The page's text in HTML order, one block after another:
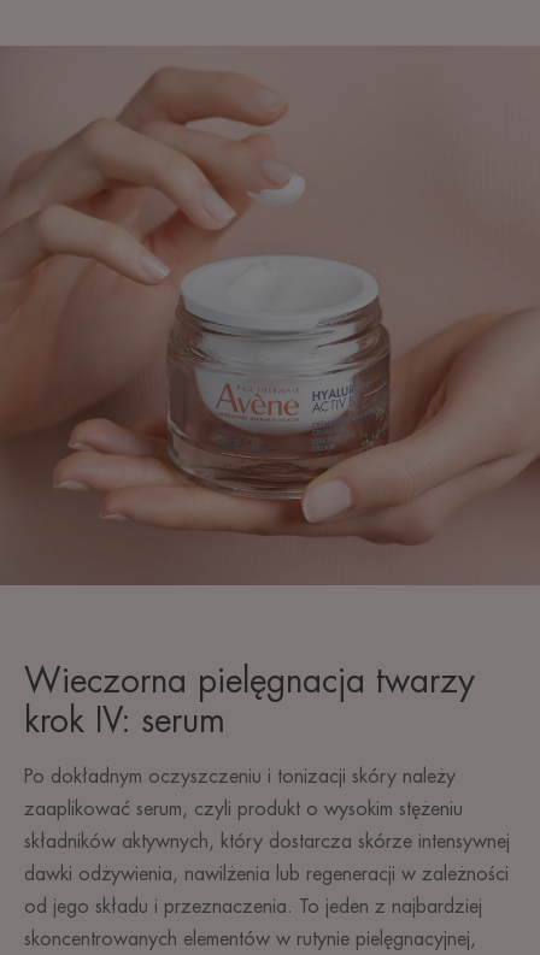
Wieczorna pielęgnacja twarzy
krok IV: serum
Po dokładnym oczyszczeniu i tonizacji skóry należy
zaaplikować serum, czyli produkt o wysokim stężeniu
składników aktywnych, który dostarcza skórze intensywnej
dawki odżywienia, nawilżenia lub regeneracji w zależności
od jego składu i przeznaczenia. To jeden z najbardziej
skoncentrowanych elementów w rutynie pielęgnacyjnej,